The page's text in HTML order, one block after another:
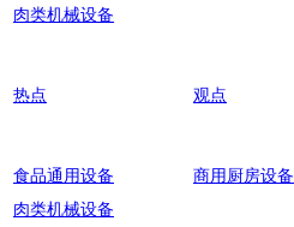
肉类机械设备
热点 观点
食品通用设备 商用厨房设备
肉类机械设备